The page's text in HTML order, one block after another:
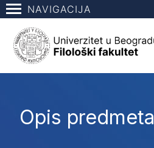
NAVIGACIJA
Opis predmeta